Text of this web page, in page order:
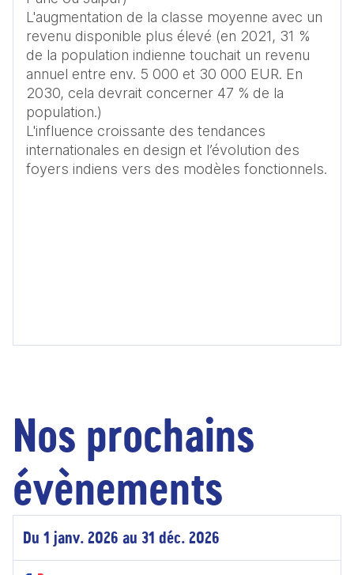
L'augmentation de la classe moyenne avec un
revenu disponible plus élevé (en 2021, 31 %
de la population indienne touchait un revenu
annuel entre env. 5 000 et 30 000 EUR. En
2030, cela devrait concerner 47 % de la
population.)
L'influence croissante des tendances
internationales en design et l’évolution des
foyers indiens vers des modèles fonctionnels.
Nos prochains
évènements
Du 1 janv. 2026 au 31 déc. 2026